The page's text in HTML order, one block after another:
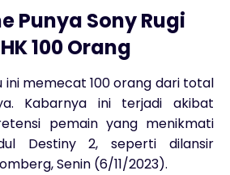
Punya Sony Rugi
100 Orang
memecat 100 orang dari total
Kabarnya ini terjadi akibat
pemain yang menikmati
Destiny 2, seperti dilansir
Senin (6/11/2023).